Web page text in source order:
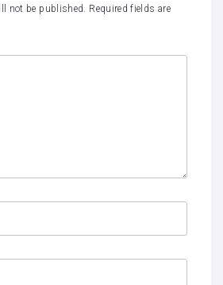
not be published. Required fields are